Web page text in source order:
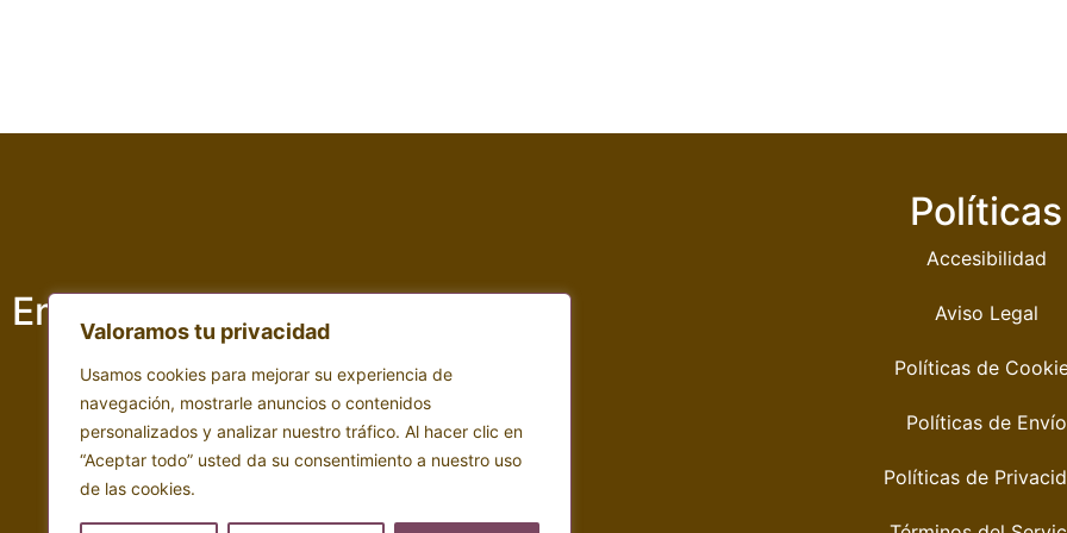
Valoramos tu privacidad
Usamos cookies para mejorar su experiencia de
navegación, mostrarle anuncios o contenidos
personalizados y analizar nuestro tráfico. Al hacer clic en
“Aceptar todo” usted da su consentimiento a nuestro uso
de las cookies.
Empresa adscrita a :
Políticas
Accesibilidad
Aviso Legal
Políticas de
Políticas de Envío
Políticas de